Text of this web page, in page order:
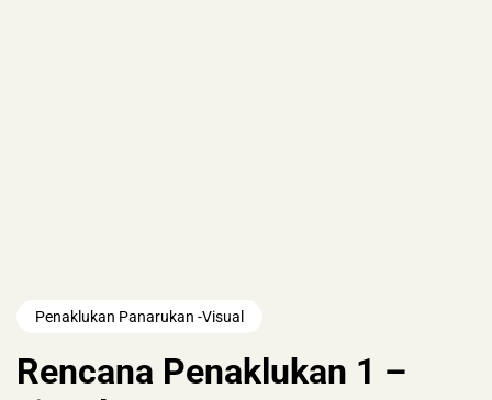
Penaklukan Panarukan -visual
Rencana Penaklukan 1 –